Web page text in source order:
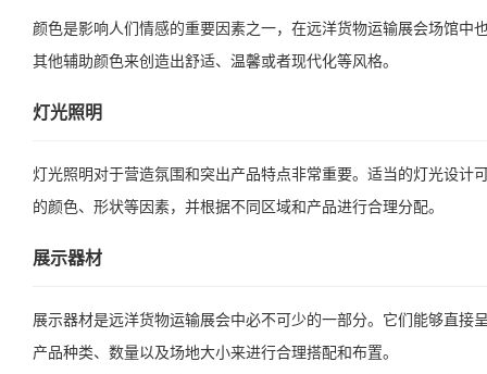
颜色是影响人们情感的重要因素之一，在远洋货物运输展会场馆
其他辅助颜色来创造出舒适、温馨或者现代化等风格。
灯光照明
灯光照明对于营造氛围和突出产品特点非常重要。适当的灯光设
的颜色、形状等因素，并根据不同区域和产品进行合理分配。
展示器材
展示器材是远洋货物运输展会中必不可少的一部分。它们能够直
产品种类、数量以及场地大小来进行合理搭配和布置。